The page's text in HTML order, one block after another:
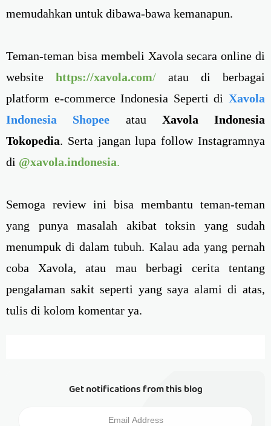
memudahkan untuk dibawa-bawa kemanapun.
Teman-teman bisa membeli Xavola secara online di
website https://xavola.com/ atau di berbagai
platform e-commerce Indonesia Seperti di Xavola
Indonesia Shopee atau Xavola Indonesia
Tokopedia. Serta jangan lupa follow Instagramnya
di @xavola.indonesia.
Semoga review ini bisa membantu teman-teman
yang punya masalah akibat toksin yang sudah
menumpuk di dalam tubuh. Kalau ada yang pernah
coba Xavola, atau mau berbagi cerita tentang
pengalaman sakit seperti yang saya alami di atas,
tulis di kolom komentar ya.
Get notifications from this blog